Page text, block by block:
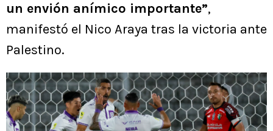
un envión anímico importante”,
manifestó el Nico Araya tras la victoria ante
Palestino.